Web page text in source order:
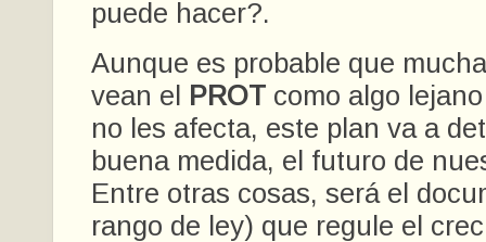
puede hacer?.
Aunque es probable que
vean el
PROT como algo
no les afecta, este plan va a
buena medida, el futuro de
Entre otras cosas, será el
rango de ley) que regule el